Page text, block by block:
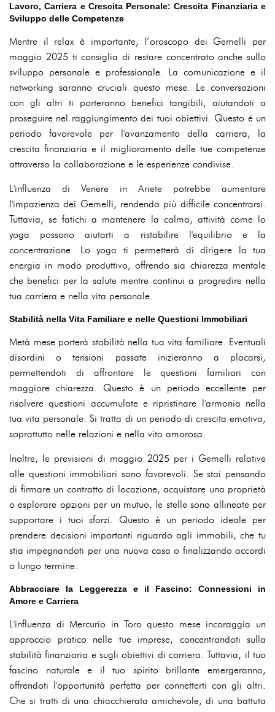
Lavoro, Carriera e Crescita Personale: Crescita Finanziaria e
Sviluppo delle Competenze
Mentre il relax è importante, l’oroscopo dei Gemelli per
maggio 2025 ti consiglia di restare concentrato anche sullo
sviluppo personale e professionale. La comunicazione e il
networking saranno cruciali questo mese. Le conversazioni
con gli altri ti porteranno benefici tangibili, aiutandoti a
proseguire nel raggiungimento dei tuoi obiettivi. Questo è un
periodo favorevole per l'avanzamento della carriera, la
crescita finanziaria e il miglioramento delle tue competenze
attraverso la collaborazione e le esperienze condivise.
L'influenza di Venere in Ariete potrebbe aumentare
l'impazienza dei Gemelli, rendendo più difficile concentrarsi.
Tuttavia, se fatichi a mantenere la calma, attività come lo
yoga possono aiutarti a ristabilire l'equilibrio e la
concentrazione. Lo yoga ti permetterà di dirigere la tua
energia in modo produttivo, offrendo sia chiarezza mentale
che benefici per la salute mentre continui a progredire nella
tua carriera e nella vita personale.
Stabilità nella Vita Familiare e nelle Questioni Immobiliari
Metà mese porterà stabilità nella tua vita familiare. Eventuali
disordini o tensioni passate inizieranno a placarsi,
permettendoti di affrontare le questioni familiari con
maggiore chiarezza. Questo è un periodo eccellente per
risolvere questioni accumulate e ripristinare l'armonia nella
tua vita personale. Si tratta di un periodo di crescita emotiva,
soprattutto nelle relazioni e nella vita amorosa.
Inoltre, le previsioni di maggio 2025 per i Gemelli relative
alle questioni immobiliari sono favorevoli. Se stai pensando
di firmare un contratto di locazione, acquistare una proprietà
o esplorare opzioni per un mutuo, le stelle sono allineate per
supportare i tuoi sforzi. Questo è un periodo ideale per
prendere decisioni importanti riguardo agli immobili, che tu
stia impegnandoti per una nuova casa o finalizzando accordi
a lungo termine.
Abbracciare la Leggerezza e il Fascino: Connessioni in
Amore e Carriera
L'influenza di Mercurio in Toro questo mese incoraggia un
approccio pratico nelle tue imprese, concentrandoti sulla
stabilità finanziaria e sugli obiettivi di carriera. Tuttavia, il tuo
fascino naturale e il tuo spirito brillante emergeranno,
offrendoti l'opportunità perfetta per connetterti con gli altri.
Che si tratti di una chiacchierata amichevole, di una battuta